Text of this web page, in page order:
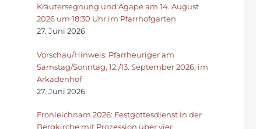
Kräutersegnung und Agape am 14. August
2026 um 18:30 Uhr im Pfarrhofgarten
27. Juni 2026
Vorschau/Hinweis: Pfarrheuriger am
Samstag/Sonntag, 12./13. September 2026, im
Arkadenhof
27. Juni 2026
Fronleichnam 2026: Festgottesdienst in der
Bergkirche mit Prozession über vier